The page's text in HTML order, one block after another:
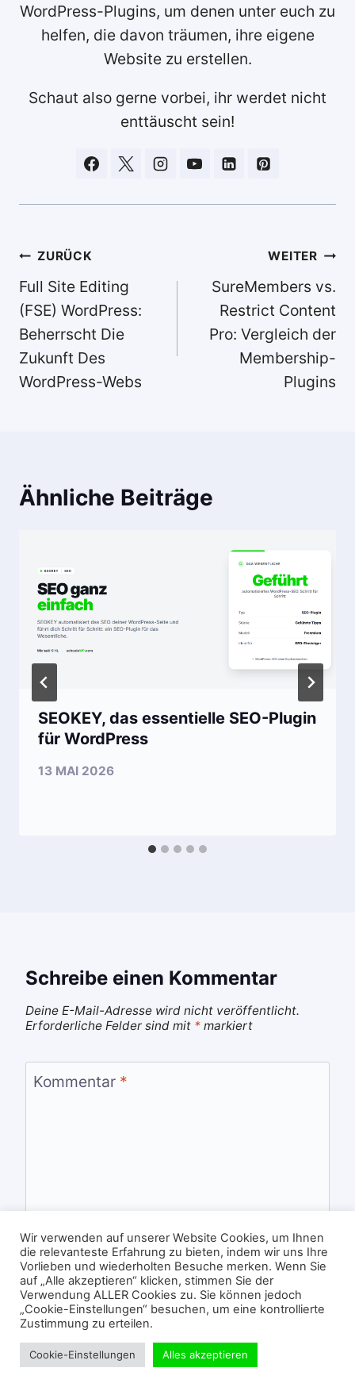
WordPress-Plugins, um denen unter euch zu
helfen, die davon träumen, ihre eigene
Website zu erstellen.
Schaut also gerne vorbei, ihr werdet nicht
enttäuscht sein!
Beitragsnavigation
ZURÜCK
Full Site Editing
(FSE) WordPress:
Beherrscht Die
Zukunft Des
WordPress-Webs
WEITER
SureMembers vs.
Restrict Content
Pro: Vergleich der
Membership-
Plugins
Ähnliche Beiträge
SEOKEY, das essentielle SEO-Plugin
für WordPress
13 MAI 2026
Schreibe einen Kommentar
Deine E-Mail-Adresse wird nicht veröffentlicht.
Erforderliche Felder sind mit * markiert
Kommentar *
Name*
Wir verwenden auf unserer Website Cookies, um Ihnen
die relevanteste Erfahrung zu bieten, indem wir uns Ihre
Vorlieben und wiederholten Besuche merken. Wenn Sie
auf „Alle akzeptieren“ klicken, stimmen Sie der
Verwendung ALLER Cookies zu. Sie können jedoch
„Cookie-Einstellungen“ besuchen, um eine kontrollierte
Zustimmung zu erteilen.
Cookie-Einstellungen Alles akzeptieren